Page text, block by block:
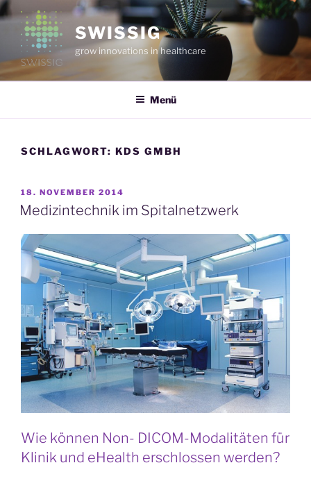
Zum
Inhalt
springen
SWISSIG
grow innovations in healthcare
Menü
SCHLAGWORT: KDS GMBH
VERÖFFENTLICHT
AM
18. NOVEMBER 2014
Medizintechnik im Spitalnetzwerk
Wie können Non- DICOM-Modalitäten für
Klinik und eHealth erschlossen werden?